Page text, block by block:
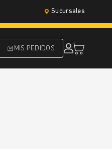
Sucursales
MIS PEDIDOS